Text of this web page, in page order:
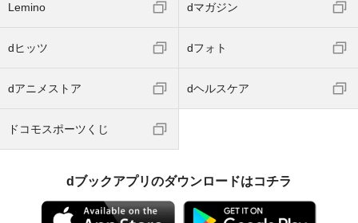
Lemino dマガジン
dヒッツ dフォト
dアニメストア dヘルスケア
ドコモスポーツくじ
dブックアプリのダウンロードはコチラ